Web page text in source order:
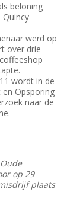
beloning
werd op
over drie
wordt in de
Opsporing
naar de
op 29
plaats